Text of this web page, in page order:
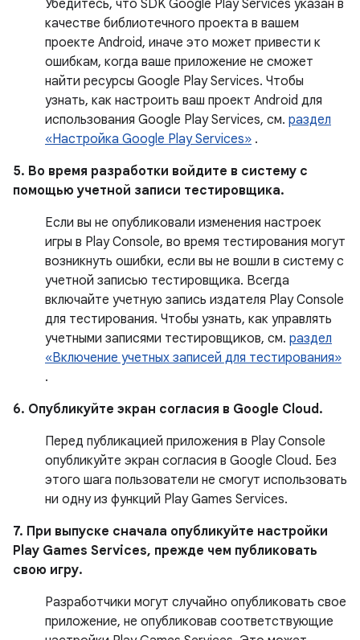
Убедитесь, что SDK Google Play Services указан в
качестве библиотечного проекта в вашем
проекте Android, иначе это может привести к
ошибкам, когда ваше приложение не сможет
найти ресурсы Google Play Services. Чтобы
узнать, как настроить ваш проект Android для
использования Google Play Services, см. раздел
«Настройка Google Play Services» .
5. Во время разработки войдите в систему с
помощью учетной записи тестировщика.
Если вы не опубликовали изменения настроек
игры в Play Console, во время тестирования могут
возникнуть ошибки, если вы не вошли в систему с
учетной записью тестировщика. Всегда
включайте учетную запись издателя Play Console
для тестирования. Чтобы узнать, как управлять
учетными записями тестировщиков, см. раздел
«Включение учетных записей для тестирования»
.
6. Опубликуйте экран согласия в Google Cloud.
Перед публикацией приложения в Play Console
опубликуйте экран согласия в Google Cloud. Без
этого шага пользователи не смогут использовать
ни одну из функций Play Games Services.
7. При выпуске сначала опубликуйте настройки
Play Games Services, прежде чем публиковать
свою игру.
Разработчики могут случайно опубликовать свое
приложение, не опубликовав соответствующие